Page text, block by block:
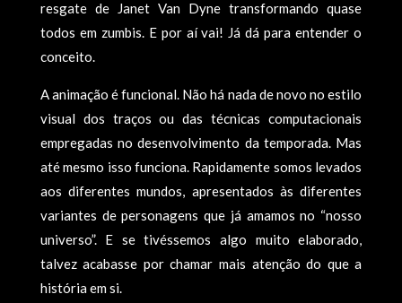
resgate de Janet Van Dyne transformando quase
todos em zumbis. E por aí vai! Já dá para entender o
conceito.
A animação é funcional. Não há nada de novo no estilo
visual dos traços ou das técnicas computacionais
empregadas no desenvolvimento da temporada. Mas
até mesmo isso funciona. Rapidamente somos levados
aos diferentes mundos, apresentados às diferentes
variantes de personagens que já amamos no “nosso
universo”. E se tivéssemos algo muito elaborado,
talvez acabasse por chamar mais atenção do que a
história em si.